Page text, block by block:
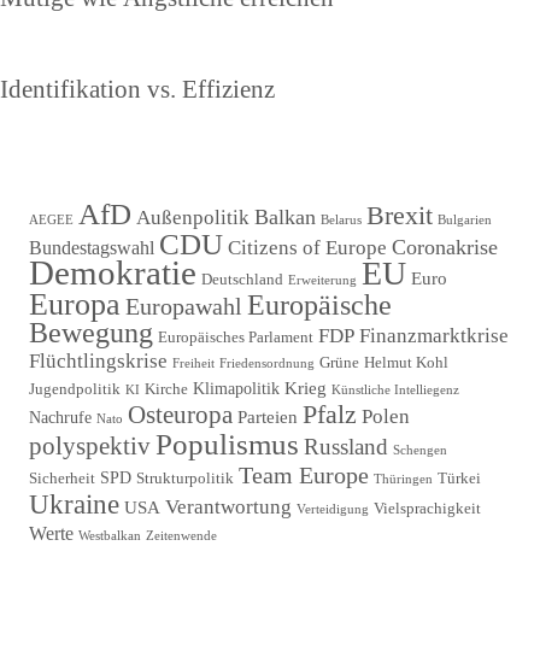
Nächster
Identifikation vs. Effizienz
AEGEE AfD Außenpolitik Balkan Belarus Brexit Bulgarien
Bundestagswahl CDU Citizens of Europe Coronakrise
Demokratie Deutschland Erweiterung EU Euro
Europa Europawahl Europäische
Bewegung Europäisches Parlament FDP Finanzmarktkrise
Flüchtlingskrise Freiheit Friedensordnung Grüne Helmut Kohl
Jugendpolitik KI Kirche Klimapolitik Krieg Künstliche Intelliegenz
Nachrufe Nato Osteuropa Parteien Pfalz Polen
polyspektivPopulismus Russland Schengen
Sicherheit SPD Strukturpolitik Team Europe Thüringen Türkei
Ukraine USA Verantwortung Verteidigung Vielsprachigkeit
Werte Westbalkan Zeitenwende